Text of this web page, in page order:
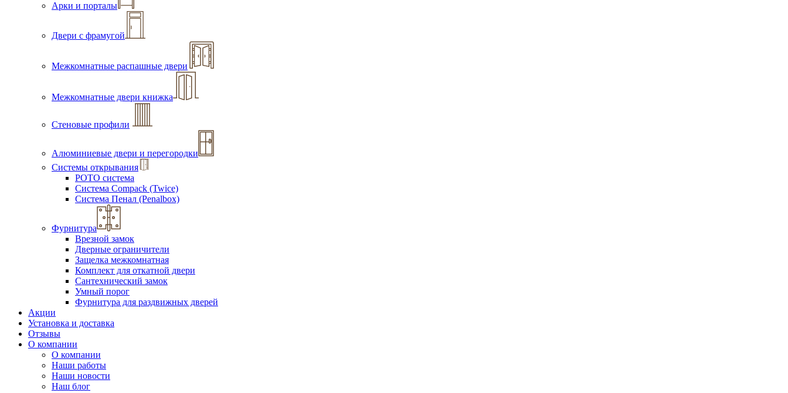
Арки и порталы
Двери с фрамугой
Межкомнатные распашные двери
Межкомнатные двери книжка
Стеновые профили
Алюминиевые двери и перегородки
Системы открывания
РОТО система
Система Compack (Twice)
Система Пенал (Penalbox)
Фурнитура
Врезной замок
Дверные ограничители
Защелка межкомнатная
Комплект для откатной двери
Сантехнический замок
Умный порог
Фурнитура для раздвижных дверей
Акции
Установка и доставка
Отзывы
О компании
О компании
Наши работы
Наши новости
Наш блог